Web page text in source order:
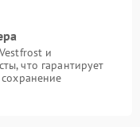
и
что гарантирует